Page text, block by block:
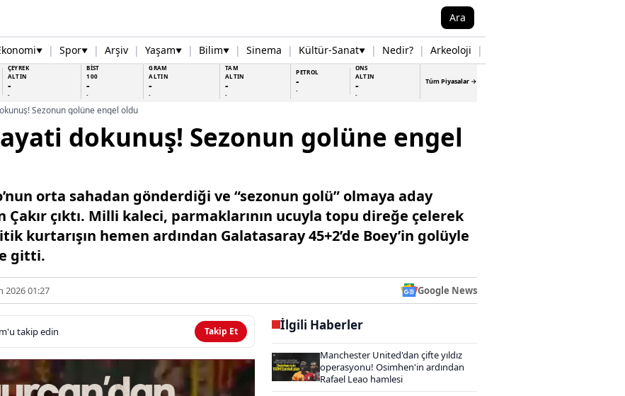
Ara
▼ | Spor▼ | Arşiv | Yaşam▼ | Bilim▼ | Sinema | Kültür-Sanat▼ | Nedir? | Arkeoloji |
ÇEYREK
ALTIN
-
-
BİST
100
-
-
GRAM
ALTIN
-
-
TAM
ALTIN
-
-
PETROL
-
-
ONS
ALTIN
-
-
Tüm Piyasalar →
Sezonun golüne engel oldu
dokunuş! Sezonun golüne engel
orta sahadan gönderdiği ve “sezonun golü” olmaya aday
çıktı. Milli kaleci, parmaklarının ucuyla topu direğe çelerek
kurtarışın hemen ardından Galatasaray 45+2’de Boey’in golüyle
gitti.
2026 01:27 Google News
takip edin Takip Et İlgili Haberler
Manchester United'dan çifte yıldız
operasyonu! Osimhen'in ardından
Rafael Leao hamlesi